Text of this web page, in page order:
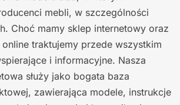
mebli, w szczególności
Choć mamy sklep internetowy oraz
online traktujemy przede wszystkim
i informacyjne. Nasza
służy jako bogata baza
zawierająca modele, instrukcje